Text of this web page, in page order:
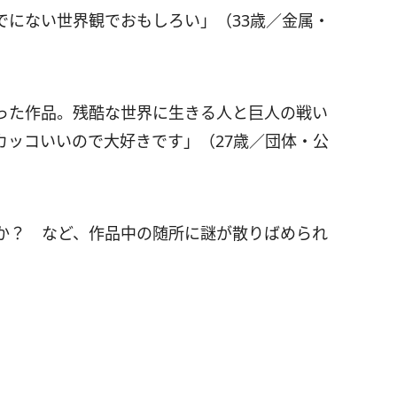
ない世界観でおもしろい」（33歳／金属・
作品。残酷な世界に生きる人と巨人の戦い
コいいので大好きです」（27歳／団体・公
など、作品中の随所に謎が散りばめられ